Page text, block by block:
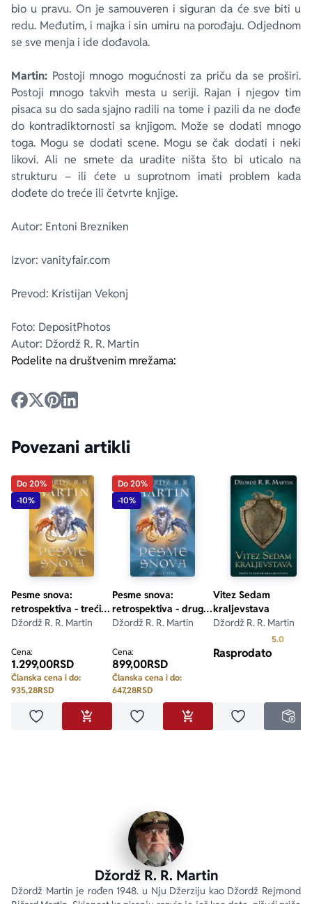
bio u pravu. On je samouveren i siguran da će sve biti u
redu. Međutim, i majka i sin umiru na porođaju. Odjednom
se sve menja i ide dođavola.
Martin: Postoji mnogo mogućnosti za priču da se proširi.
Postoji mnogo takvih mesta u seriji. Rajan i njegov tim
pisaca su do sada sjajno radili na tome i pazili da ne dođe
do kontradiktornosti sa knjigom. Može se dodati mnogo
toga. Mogu se dodati scene. Mogu se čak dodati i neki
likovi. Ali ne smete da uradite ništa što bi uticalo na
strukturu – ili ćete u suprotnom imati problem kada
dođete do treće ili četvrte knjige.
Autor: Entoni Brezniken
Izvor: vanityfair.com
Prevod: Kristijan Vekonj
Foto: DepositPhotos
Autor: Džordž R. R. Martin
Podelite na društvenim mrežama:
Povezani artikli
Do 20%
-10%
Pesme snova:
retrospektiva - treći
tom
Džordž R. R. Martin
Cena:
1.299,00RSD
Članska cena i do:
935,28RSD
Dodaj u omiljeneDODAJ U KORPU
Do 20%
-10%
Pesme snova:
retrospektiva - drugi
tom
Džordž R. R. Martin
Cena:
899,00RSD
Članska cena i do:
647,28RSD
Dodaj u omiljeneDODAJ U KORPU
Vitez Sedam
kraljevstava
Džordž R. R. Martin
5.0
Rasprodato
Dodaj u
Džordž R. R. Martin
Džordž Martin je rođen 1948. u Nju Džerziju kao Džordž Rejmond